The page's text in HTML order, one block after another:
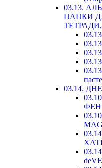
03.13.
ПАПКИ
03.14.